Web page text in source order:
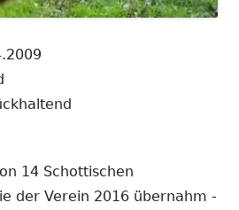
14 Schottischen
der Verein 2016 übernahm -